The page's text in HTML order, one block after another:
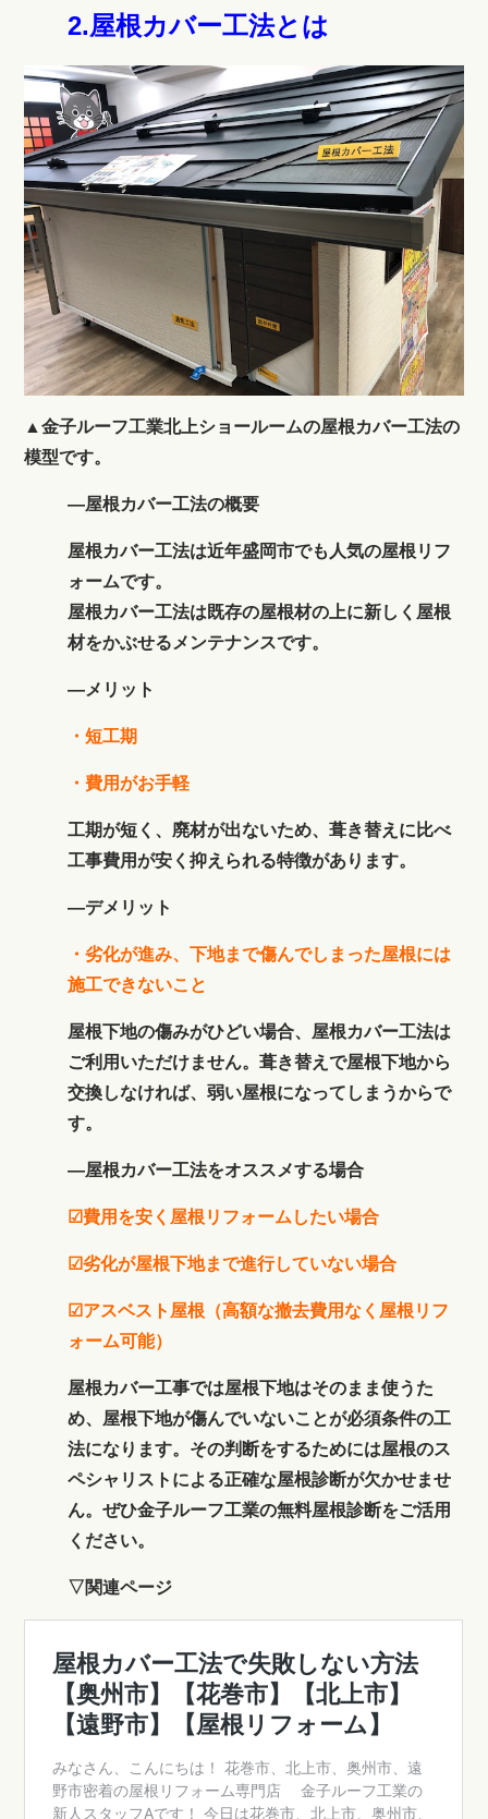
2.屋根カバー工法とは
▲金子ルーフ工業北上ショールームの屋根カバー工法の
模型です。
―屋根カバー工法の概要
屋根カバー工法は近年盛岡市でも人気の屋根リフ
ォームです。
屋根カバー工法は既存の屋根材の上に新しく屋根
材をかぶせるメンテナンスです。
―メリット
・短工期
・費用がお手軽
工期が短く、廃材が出ないため、葺き替えに比べ
工事費用が安く抑えられる特徴があります。
―デメリット
・劣化が進み、下地まで傷んでしまった屋根には
施工できないこと
屋根下地の傷みがひどい場合、屋根カバー工法は
ご利用いただけません。葺き替えで屋根下地から
交換しなければ、弱い屋根になってしまうからで
す。
―屋根カバー工法をオススメする場合
☑費用を安く屋根リフォームしたい場合
☑劣化が屋根下地まで進行していない場合
☑アスベスト屋根（高額な撤去費用なく屋根リフ
ォーム可能）
屋根カバー工事では屋根下地はそのまま使うた
め、屋根下地が傷んでいないことが必須条件の工
法になります。その判断をするためには屋根のス
ペシャリストによる正確な屋根診断が欠かせませ
ん。ぜひ金子ルーフ工業の無料屋根診断をご活用
ください。
▽関連ページ